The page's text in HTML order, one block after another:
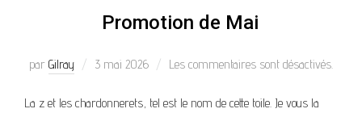
Promotion de Mai
par Gilray 3 mai 2026 Les commentaires sont désactivés.
La z et les chardonnerets, tel est le nom de cette toile. Je vous la